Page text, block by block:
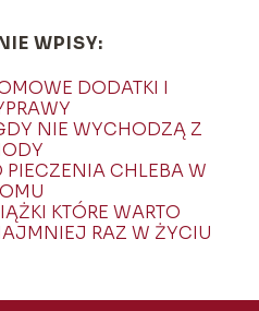
WPISY:
DODATKI I
NIE WYCHODZĄ Z
PIECZENIA CHLEBA W
KTÓRE WARTO
RAZ W ŻYCIU